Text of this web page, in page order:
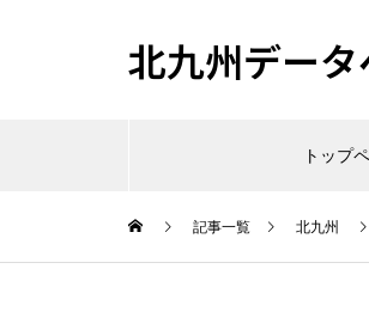
北九州データ
トップ
記事一覧 北九州